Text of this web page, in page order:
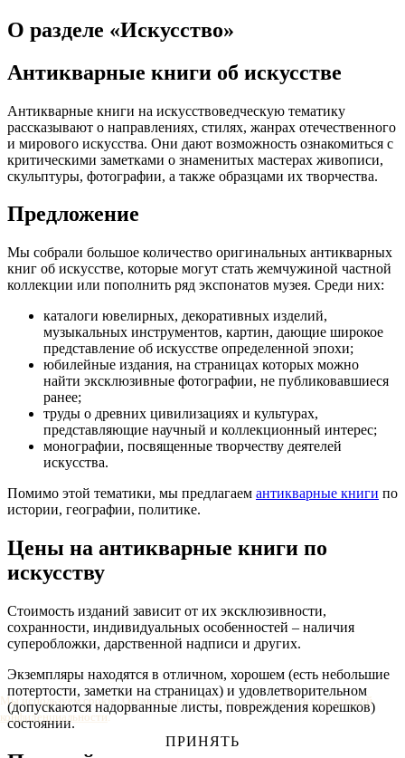
О разделе «Искусство»
Антикварные книги об искусстве
Антикварные книги на искусствоведческую тематику
рассказывают о направлениях, стилях, жанрах отечественного
и мирового искусства. Они дают возможность ознакомиться с
критическими заметками о знаменитых мастерах живописи,
скульптуры, фотографии, а также образцами их творчества.
Предложение
Мы собрали большое количество оригинальных антикварных
книг об искусстве, которые могут стать жемчужиной частной
коллекции или пополнить ряд экспонатов музея. Среди них:
каталоги ювелирных, декоративных изделий,
музыкальных инструментов, картин, дающие широкое
представление об искусстве определенной эпохи;
юбилейные издания, на страницах которых можно
найти эксклюзивные фотографии, не публиковавшиеся
ранее;
труды о древних цивилизациях и культурах,
представляющие научный и коллекционный интерес;
монографии, посвященные творчеству деятелей
искусства.
Помимо этой тематики, мы предлагаем антикварные книги по
истории, географии, политике.
Цены на антикварные книги по
искусству
Стоимость изданий зависит от их эксклюзивности,
сохранности, индивидуальных особенностей – наличия
суперобложки, дарственной надписи и других.
Экземпляры находятся в отличном, хорошем (есть небольшие
потертости, заметки на страницах) и удовлетворительном
(допускаются надорванные листы, повреждения корешков)
состоянии.
Мы используем cookie. Оставаясь на сайте, вы соглашаетесь с политикой
конфиденциальности.
ПРИНЯТЬ